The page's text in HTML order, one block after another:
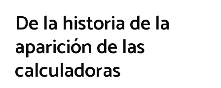
De la historia de la
aparición de las
calculadoras